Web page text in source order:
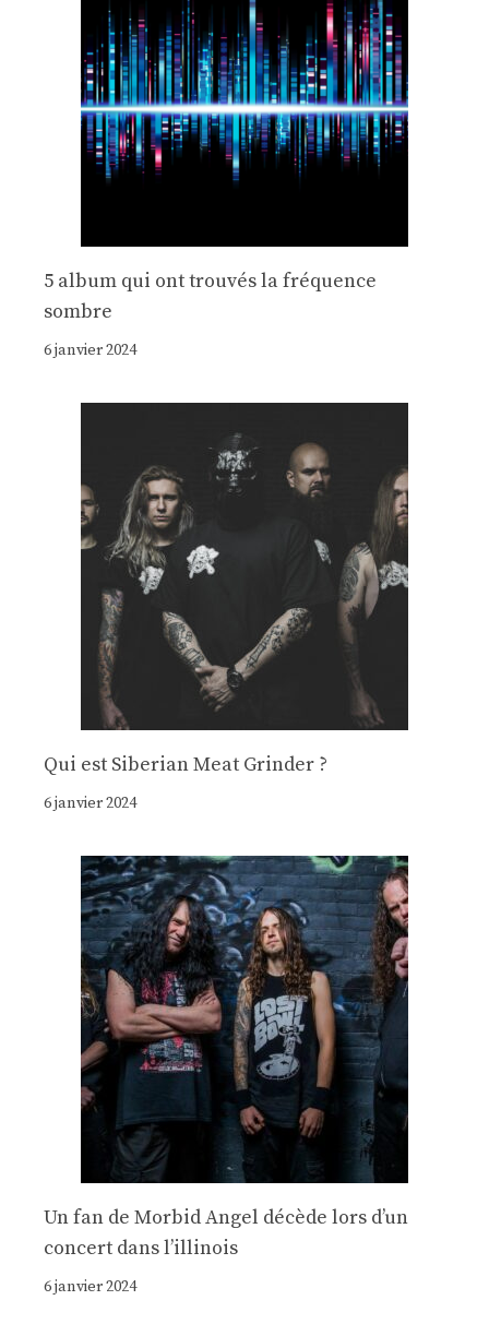
5 album qui ont trouvés la fréquence
sombre
6 janvier 2024
Qui est Siberian Meat Grinder ?
6 janvier 2024
Un fan de Morbid Angel décède lors d’un
concert dans l’illinois
6 janvier 2024